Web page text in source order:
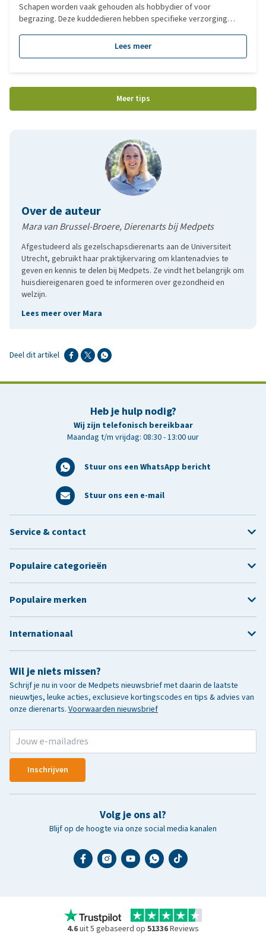
Schapen worden vaak gehouden als hobbydier of voor
begrazing. Deze kuddedieren hebben specifieke verzorging
Lees meer
Meer tips
Over de auteur
Mara van Brussel-Broere, Dierenarts bij Medpets
Afgestudeerd als gezelschapsdierenarts aan de Universiteit
Utrecht, gebruikt haar praktijkervaring om klantenadvies te
geven en kennis te delen bij Medpets. Ze vindt het belangrijk om
huisdiereigenaren goed te informeren over gezondheid en
welzijn.
Lees meer over Mara
Deel dit artikel
Heb je hulp nodig?
Wij zijn telefonisch bereikbaar
Maandag t/m vrijdag: 08:30 - 13:00 uur
Stuur ons een WhatsApp bericht
Stuur ons een e-mail
Wil je niets missen?
Schrijf je nu in voor de Medpets nieuwsbrief met daarin de laatste
nieuwtjes, leuke acties, exclusieve kortingscodes en tips & advies van
onze dierenarts. Voorwaarden nieuwsbrief
Inschrijven
Volg je ons al?
Blijf op de hoogte via onze social media kanalen
Service & contact
Populaire categorieën
Populaire merken
Internationaal
4.6uit 5 gebaseerd op 51336Reviews